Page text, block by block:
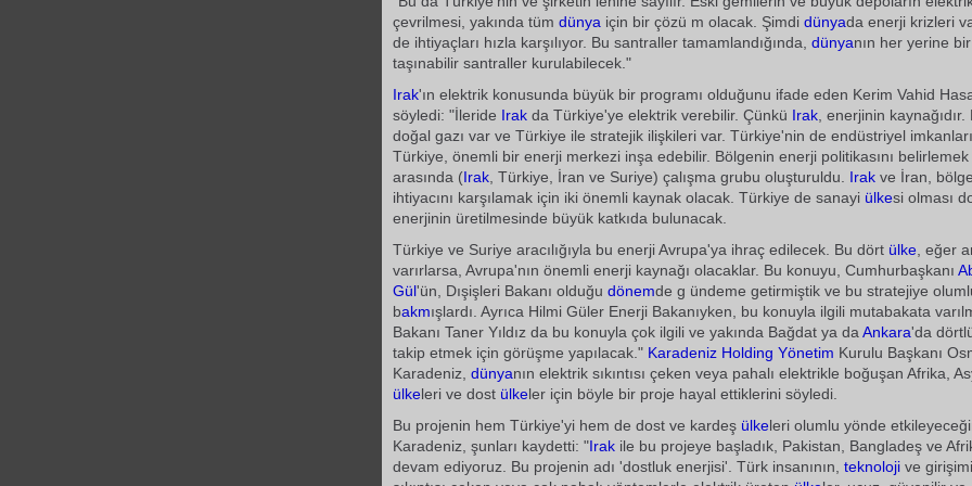
çevrilmesi, yakında tüm dünya için bir çözü m olacak. Şimdi dünyada enerji krizleri
de ihtiyaçları hızla karşılıyor. Bu santraller tamamlandığında, dünyanın her yerine
taşınabilir santraller kurulabilecek."
Irak'ın elektrik konusunda büyük bir programı olduğunu ifade eden Kerim Vahid
söyledi: "İleride Irak da Türkiye'ye elektrik verebilir. Çünkü Irak , enerjinin
doğal gazı var ve Türkiye ile stratejik ilişkileri var. Türkiye'nin de endüstriyel
Türkiye, önemli bir enerji merkezi inşa edebilir. Bölgenin enerji politikasını
arasında (Irak , Türkiye, İran ve Suriye) çalışma grubu oluşturuldu. Irak ve İran,
ihtiyacını karşılamak için iki önemli kaynak olacak. Türkiye de sanayi ülkesi olması
enerjinin üretilmesinde büyük katkıda bulunacak.
Türkiye ve Suriye aracılığıyla bu enerji Avrupa'ya ihraç edilecek. Bu dört ülke , eğer
varırlarsa, Avrupa'nın önemli enerji kaynağı olacaklar. Bu konuyu, Cumhurbaşkanı
Gül'ün, Dışişleri Bakanı olduğu dönemde g ündeme getirmiştik ve bu stratejiye
bakmışlardı. Ayrıca Hilmi Güler Enerji Bakanıyken, bu konuyla ilgili mutabakata
Bakanı Taner Yıldız da bu konuyla çok ilgili ve yakında Bağdat ya da Ankara'da
takip etmek için görüşme yapılacak." Karadeniz Holding Yönetim Kurulu Başkanı
Karadeniz, dünyanın elektrik sıkıntısı çeken veya pahalı elektrikle boğuşan Afrika,
ülkeleri ve dost ülkeler için böyle bir proje hayal ettiklerini söyledi.
Bu projenin hem Türkiye'yi hem de dost ve kardeş ülkeleri olumlu yönde
Karadeniz, şunları kaydetti: "Irak ile bu projeye başladık, Pakistan, Bangladeş ve
devam ediyoruz. Bu projenin adı 'dostluk enerjisi'. Türk insanının, teknoloji ve